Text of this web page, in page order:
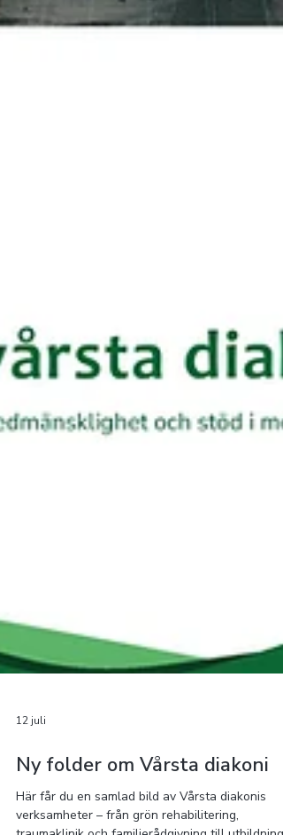
12 juli
Ny folder om Vårsta diakoni